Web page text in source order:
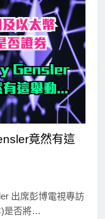
竟然有這
出席彭博電視專訪
是否將…